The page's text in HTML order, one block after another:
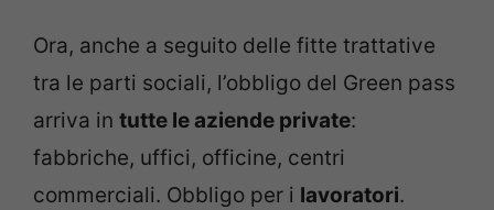
Ora, anche a seguito delle fitte trattative
tra le parti sociali, l’obbligo del Green pass
arriva in tutte le aziende private:
fabbriche, uffici, officine, centri
commerciali. Obbligo per i lavoratori.